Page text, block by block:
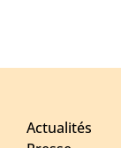
Actualités